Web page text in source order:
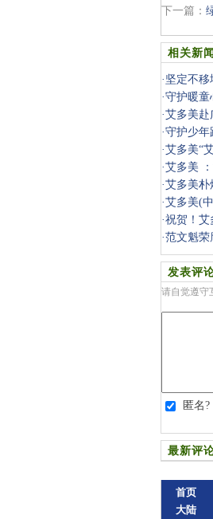
下一篇：
相关新闻
· 坚定不
略分享会
·守护暖童
·艾多美赴
·守护少年
·艾多美“
·艾多美
与微笑同
·艾多美朴
·艾多美(
·祝贺！艾
最佳职场”
·范文魁荣
发表评
请自觉遵守
匿名?
最新评
首页
大陆